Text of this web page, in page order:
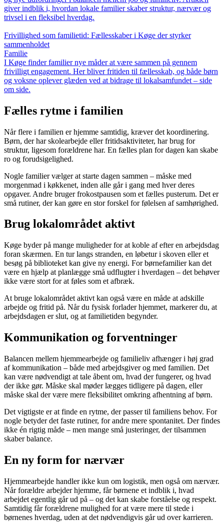
giver indblik i, hvordan lokale familier skaber struktur, nærvær og
trivsel i en fleksibel hverdag.
Frivillighed som familietid: Fællesskaber i Køge der styrker
sammenholdet
Familie
I Køge finder familier nye måder at være sammen på gennem
frivilligt engagement. Her bliver fritiden til fællesskab, og både børn
og voksne oplever glæden ved at bidrage til lokalsamfundet – side
om side.
Fælles rytme i familien
Når flere i familien er hjemme samtidig, kræver det koordinering.
Børn, der har skolearbejde eller fritidsaktiviteter, har brug for
struktur, ligesom forældrene har. En fælles plan for dagen kan skabe
ro og forudsigelighed.
Nogle familier vælger at starte dagen sammen – måske med
morgenmad i køkkenet, inden alle går i gang med hver deres
opgaver. Andre bruger frokostpausen som et fælles pusterum. Det er
små rutiner, der kan gøre en stor forskel for følelsen af samhørighed.
Brug lokalområdet aktivt
Køge byder på mange muligheder for at koble af efter en arbejdsdag
foran skærmen. En tur langs stranden, en løbetur i skoven eller et
besøg på biblioteket kan give ny energi. For børnefamilier kan det
være en hjælp at planlægge små udflugter i hverdagen – det behøver
ikke være stort for at føles som et afbræk.
At bruge lokalområdet aktivt kan også være en måde at adskille
arbejde og fritid på. Når du fysisk forlader hjemmet, markerer du, at
arbejdsdagen er slut, og at familietiden begynder.
Kommunikation og forventninger
Balancen mellem hjemmearbejde og familieliv afhænger i høj grad
af kommunikation – både med arbejdsgiver og med familien. Det
kan være nødvendigt at tale åbent om, hvad der fungerer, og hvad
der ikke gør. Måske skal møder lægges tidligere på dagen, eller
måske skal der være mere fleksibilitet omkring afhentning af børn.
Det vigtigste er at finde en rytme, der passer til familiens behov. For
nogle betyder det faste rutiner, for andre mere spontanitet. Der findes
ikke én rigtig måde – men mange små justeringer, der tilsammen
skaber balance.
En ny form for nærvær
Hjemmearbejde handler ikke kun om logistik, men også om nærvær.
Når forældre arbejder hjemme, får børnene et indblik i, hvad
arbejdet egentlig går ud på – og det kan skabe forståelse og respekt.
Samtidig får forældrene mulighed for at være mere til stede i
børnenes hverdag, uden at det nødvendigvis går ud over karrieren.